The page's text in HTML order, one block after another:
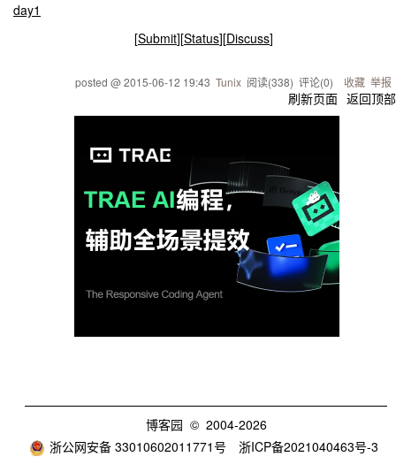
day1
[Submit][Status][Discuss]
posted @2015-06-12 19:43 Tunix 阅读(338) 评论(0) 收藏 举报
刷新页面 返回顶部
博客园 © 2004-2026
浙公网安备 33010602011771号
浙ICP备2021040463号-3